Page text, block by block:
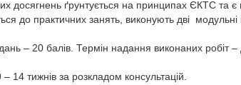
досягнень ґрунтується на принципах ЄКТС та є
до практичних занять, виконують дві
– 20 балів. Термін надання виконаних робіт –
тижнів за розкладом консультацій.